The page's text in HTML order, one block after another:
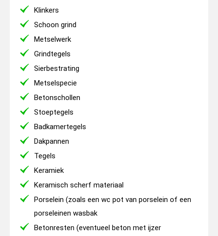
Klinkers
Schoon grind
Metselwerk
Grindtegels
Sierbestrating
Metselspecie
Betonschollen
Stoeptegels
Badkamertegels
Dakpannen
Tegels
Keramiek
Keramisch scherf materiaal
Porselein (zoals een wc pot van porselein of een
porseleinen wasbak
Betonresten (eventueel beton met ijzer